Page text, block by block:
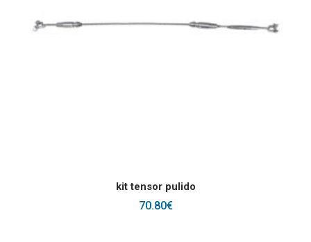
AÑADIR AL CARRITO
kit tensor pulido
70.80€